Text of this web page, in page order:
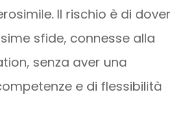
Il rischio è di dover
sfide, connesse alla
senza aver una
e di flessibilità